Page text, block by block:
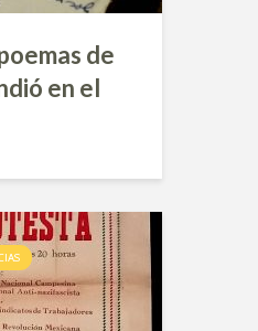
de
en el